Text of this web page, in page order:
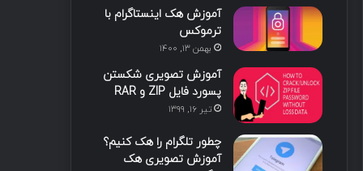
ی
ن
ب
ا
گ
ر
م
م
آموزش هک اینستاگرام با
ترموکس
بهمن ۱۳, ۱۴۰۰
آموزش تصویری شکستن
پسورد فایل ZIP و RAR
تیر ۱۶, ۱۳۹۹
چطور تلگرام را هک کنیم؟
آموزش تصویری هک